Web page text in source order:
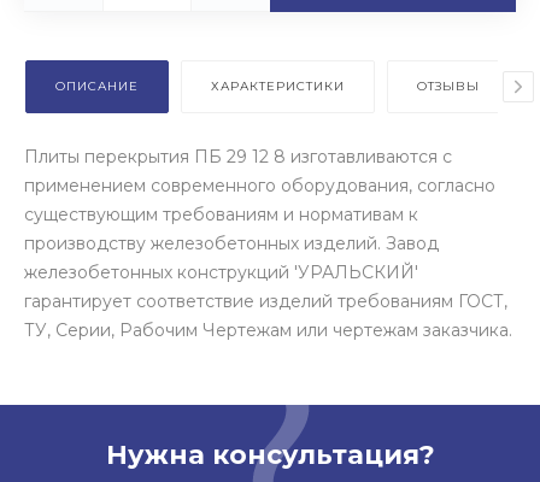
ОПИСАНИЕ ХАРАКТЕРИСТИКИ ОТЗЫВЫ
Плиты перекрытия ПБ 29 12 8 изготавливаются с
применением современного оборудования, согласно
существующим требованиям и нормативам к
производству железобетонных изделий. Завод
железобетонных конструкций 'УРАЛЬСКИЙ'
гарантирует соответствие изделий требованиям ГОСТ,
ТУ, Серии, Рабочим Чертежам или чертежам заказчика.
Нужна консультация?